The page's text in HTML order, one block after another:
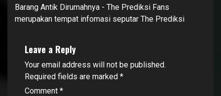
Barang Antik Dirumahnya - The Prediksi Fans
merupakan tempat infomasi seputar The Prediksi
Leave a Reply
Your email address will not be published.
Required fields are marked *
Comment *